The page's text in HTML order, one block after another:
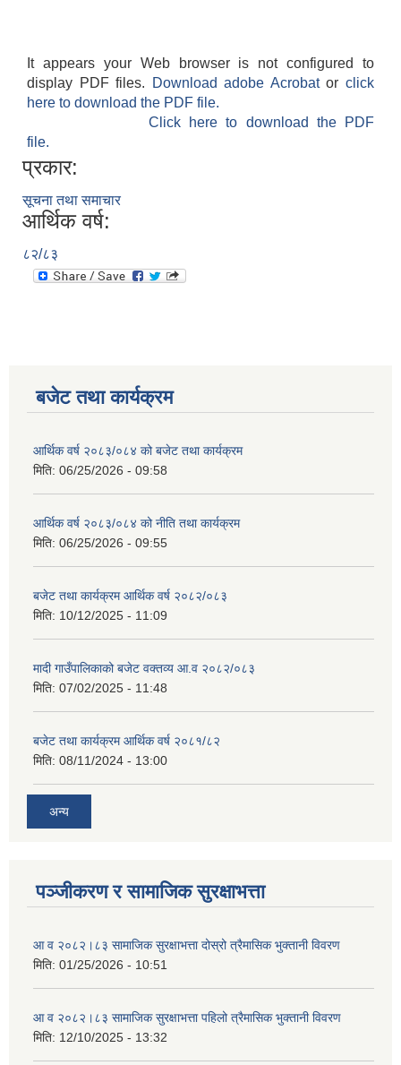
It appears your Web browser is not configured to
display PDF files.
Download adobe Acrobatorclick
here to download the PDF file.
Click here to download the PDF
file.
प्रकार:
सूचना तथा समाचार
आर्थिक वर्ष:
८२/८३
बजेट तथा कार्यक्रम
आर्थिक वर्ष २०८३/०८४ को बजेट तथा कार्यक्रम
मिति: 06/25/2026 - 09:58
आर्थिक वर्ष २०८३/०८४ को नीति तथा कार्यक्रम
मिति: 06/25/2026 - 09:55
बजेट तथा कार्यक्रम आर्थिक वर्ष २०८२/०८३
मिति: 10/12/2025 - 11:09
मादी गाउँपालिकाको बजेट वक्तव्य आ.व २०८२/०८३
मिति: 07/02/2025 - 11:48
बजेट तथा कार्यक्रम आर्थिक वर्ष २०८१/८२
मिति: 08/11/2024 - 13:00
अन्य
पञ्जीकरण र सामाजिक सुरक्षाभत्ता
आ व २०८२।८३ सामाजिक सुरक्षाभत्ता दोस्रो त्रैमासिक भुक्तानी विवरण
मिति: 01/25/2026 - 10:51
आ व २०८२।८३ सामाजिक सुरक्षाभत्ता पहिलो त्रैमासिक भुक्तानी विवरण
मिति: 12/10/2025 - 13:32